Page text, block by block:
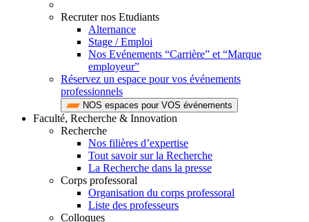
Recruter nos Etudiants
Alternance
Stage / Emploi
Nos Evénements “Carrière” et “Marque
employeur”
Réservez un espace pour vos événements
professionnels
NOS espaces pour VOS événements
Faculté, Recherche & Innovation
Recherche
Nos filières d’expertise
Tout savoir sur la Recherche
La Recherche dans la presse
Corps professoral
Organisation du corps professoral
Liste des professeurs
Colloques